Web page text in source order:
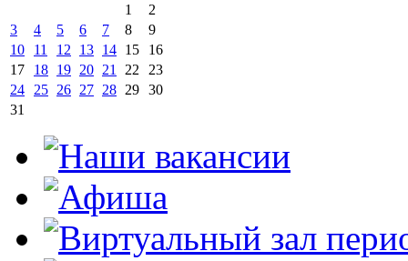
1
2
3
4 5 6 7 8
9
10
11 12 13 14 15
16
17
18 19 20 21 22
23
24
25 26 27 28 29 30
31